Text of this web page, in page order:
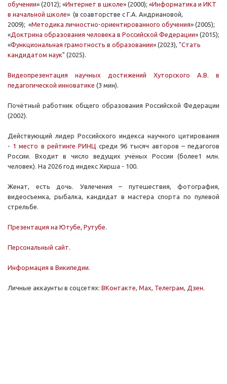
обучении» (2012); «Интернет в школе» (2000); «Информатика и ИКТ
в начальной школе» (в соавторстве с Г.А. Андриановой,
2009); «Методика личностно-ориентированного обучения» (2005);
«Доктрина образования человека в Российской Федерации» (2015);
«Функциональная грамотность в образовании» (2023), "Стать
кандидатом наук" (2025).
Видеопрезентация научных достижений Хуторского А.В. в
педагогической инноватике (3 мин).
Почётный работник общего образования Российской Федерации
(2002).
Действующий лидер Российского индекса научного цитирования
- 1 место в рейтинге РИНЦ среди 96 тысяч авторов – педагогов
России. Входит в число ведущих учёных России (более1 млн.
человек). На 2026 год индекс Хирша - 100.
Женат, есть дочь. Увлечения – путешествия, фотография,
видеосъемка, рыбалка, кандидат в мастера спорта по пулевой
стрельбе.
Презентация на Ютубе, Рутубе.
Персональный сайт.
Информация в Википедии.
Личные аккаунты в соцсетях: ВКонтакте, Мах, Телеграм, Дзен.